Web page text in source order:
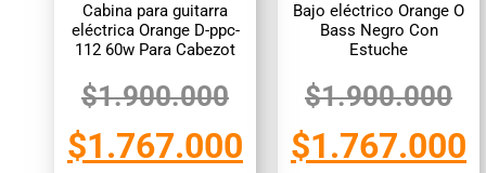
Cabina para guitarra
eléctrica Orange D-ppc-
112 60w Para Cabezot
$1.900.000
$1.767.000
Bajo eléctrico Orange O
Bass Negro Con
Estuche
$1.900.000
$1.767.000